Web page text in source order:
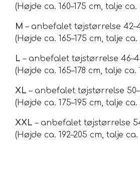
(Højde ca. 160–175 cm, talje ca.
M – anbefalet tøjstørrelse
(Højde ca. 165–175 cm, talje ca.
L – anbefalet tøjstørrelse
(Højde ca. 165–178 cm, talje ca.
XL – anbefalet tøjstørrelse
(Højde ca. 175–195 cm, talje ca.
XXL – anbefalet tøjstørrelse
(Højde ca. 192–205 cm, talje ca.